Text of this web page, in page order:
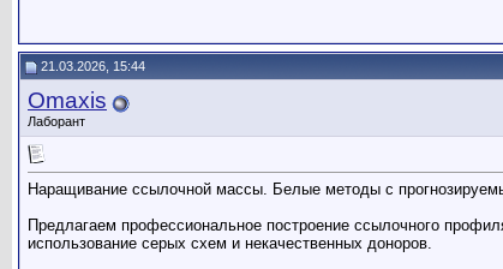
21.03.2026, 15:44
Omaxis
Лаборант
Наращивание ссылочной массы. Белые методы с
Предлагаем профессиональное построение ссылочного
использование серых схем и некачественных доноров.